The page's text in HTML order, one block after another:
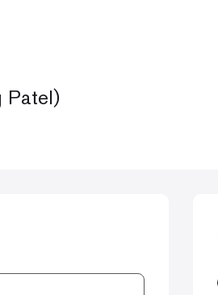
Patel)